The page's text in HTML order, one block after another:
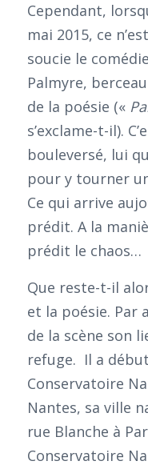
Cependant,
mai 2015, ce
soucie le
Palmyre,
de la poésie («
s’exclame-t-il).
bouleversé, lui
pour y tourner
Ce qui arrive
prédit. A la
prédit le chaos…
Que reste-t-il
et la poésie. Par
de la scène son
refuge. Il a
Conservatoire
Nantes, sa ville
rue Blanche à
Conservatoire